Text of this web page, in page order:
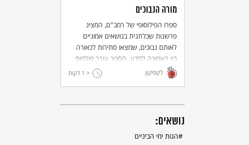
מורה הנבוכים
ספרו הפילוסופי של רמב"ם, המציג
פרשנות שכלתנית בנושאים אמוניים
לאותם נבוכים, שמצאו סתירות לכאורה
בין האמונה למדע. הספר עורר פולמוס
ואף ביקורת חריפה, אך היה לרב השפעה
לדורות ופתח עידן חדש בהגות היהודית.
לקסיקון < 1 דקות
נושאים:
הגות ימי הביניים